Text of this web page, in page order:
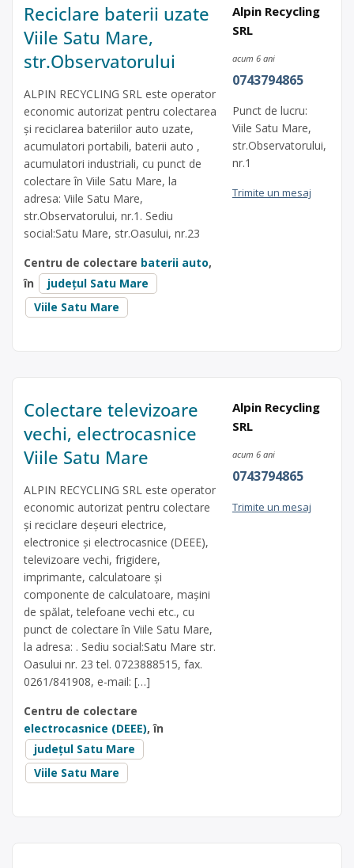
Reciclare baterii uzate
Viile Satu Mare,
str.Observatorului
ALPIN RECYCLING SRL este operator
economic autorizat pentru colectarea
și reciclarea bateriilor auto uzate,
acumulatori portabili, baterii auto ,
acumulatori industriali, cu punct de
colectare în Viile Satu Mare, la
adresa: Viile Satu Mare,
str.Observatorului, nr.1. Sediu
social:Satu Mare, str.Oasului, nr.23
Centru de colectare baterii auto,
în
județul Satu Mare
Viile Satu Mare
Alpin Recycling
SRL
acum 6 ani
0743794865
Punct de lucru:
Viile Satu Mare,
str.Observatorului,
nr.1
Trimite un mesaj
Colectare televizoare
vechi, electrocasnice
Viile Satu Mare
ALPIN RECYCLING SRL este operator
economic autorizat pentru colectare
și reciclare deșeuri electrice,
electronice și electrocasnice (DEEE),
televizoare vechi, frigidere,
imprimante, calculatoare și
componente de calculatoare, mașini
de spălat, telefoane vechi etc., cu
punct de colectare în Viile Satu Mare,
la adresa: . Sediu social:Satu Mare str.
Oasului nr. 23 tel. 0723888515, fax.
0261/841908, e-mail: […]
Centru de colectare
electrocasnice (DEEE), în
județul Satu Mare
Viile Satu Mare
Alpin Recycling
SRL
acum 6 ani
0743794865
Trimite un mesaj